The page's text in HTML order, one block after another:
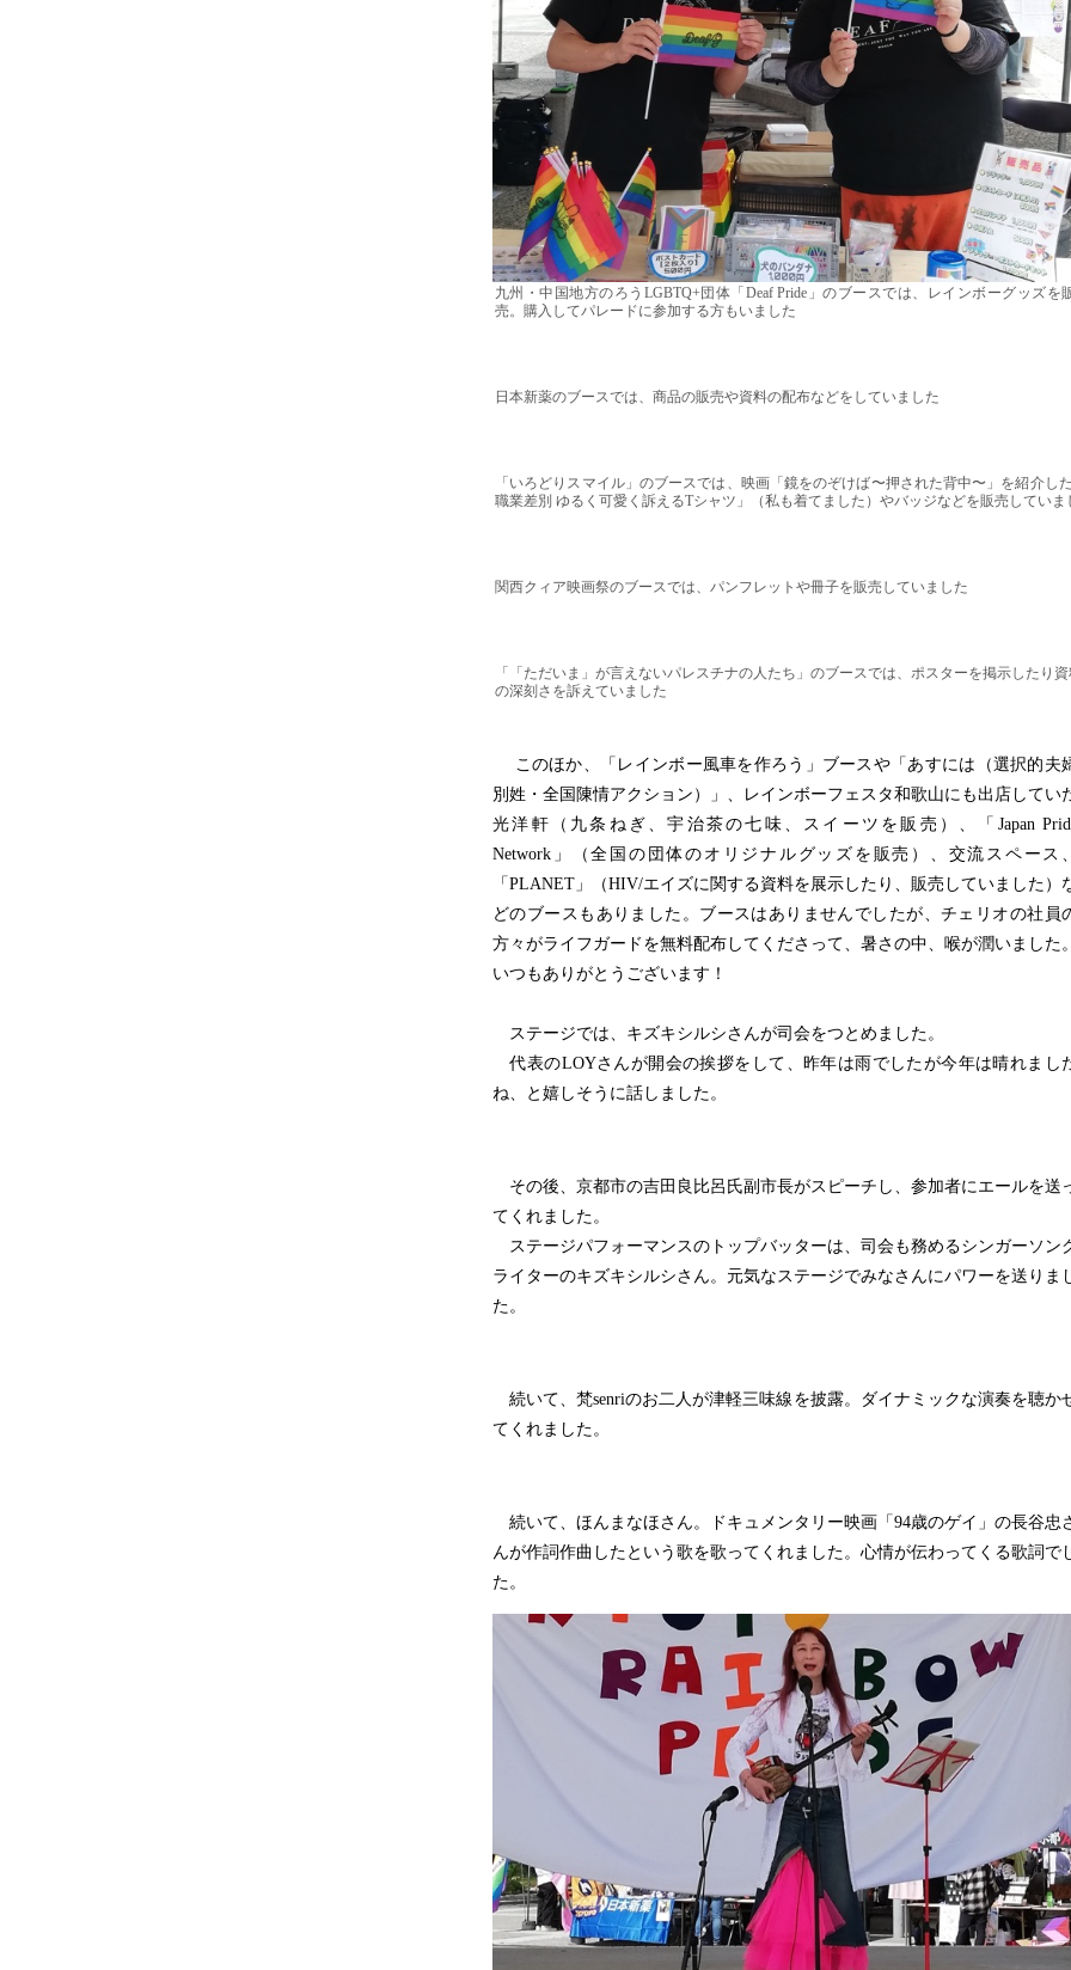
九州・中国地方のろうLGBTQ+団体「Deaf Pride」のブースでは、レインボーグッズを
売。購入してパレードに参加する方もいました
日本新薬のブースでは、商品の販売や資料の配布などをしていました
「いろどりスマイル」のブースでは、映画「鏡をのぞけば〜押された背中〜」を紹介し
職業差別 ゆるく可愛く訴えるTシャツ」（私も着てました）やバッジなどを販売していま
関西クィア映画祭のブースでは、パンフレットや冊子を販売していました
「「ただいま」が言えないパレスチナの人たち」のブースでは、ポスターを掲示したり
の深刻さを訴えていました
このほか、「レインボー風車を作ろう」ブースや「あすには（選択的夫
別姓・全国陳情アクション）」、レインボーフェスタ和歌山にも出店してい
光洋軒（九条ねぎ、宇治茶の七味、スイーツを販売）、「Japan
Network」（全国の団体のオリジナルグッズを販売）、交流スペース
「PLANET」（HIV/エイズに関する資料を展示したり、販売していました）
どのブースもありました。ブースはありませんでしたが、チェリオの社員
方々がライフガードを無料配布してくださって、暑さの中、喉が潤いました
いつもありがとうございます！
ステージでは、キズキシルシさんが司会をつとめました。
代表のLOYさんが開会の挨拶をして、昨年は雨でしたが今年は晴れまし
ね、と嬉しそうに話しました。
その後、京都市の吉田良比呂氏副市長がスピーチし、参加者にエールを送
てくれました。
ステージパフォーマンスのトップバッターは、司会も務めるシンガーソン
ライターのキズキシルシさん。元気なステージでみなさんにパワーを送りま
た。
続いて、梵senriのお二人が津軽三味線を披露。ダイナミックな演奏を聴か
てくれました。
続いて、ほんまなほさん。ドキュメンタリー映画「94歳のゲイ」の長谷忠
んが作詞作曲したという歌を歌ってくれました。心情が伝わってくる歌詞で
た。